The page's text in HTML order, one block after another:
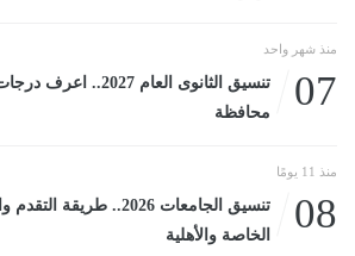
منذ شهر واحد
07
محافظة
منذ 11 يومًا
08
تنسيق الجامعات 2026..
الخاصة والأهلية